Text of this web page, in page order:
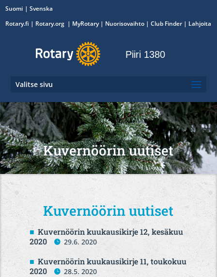
Suomi
Svenska
Rotary.fi | Rotary.org | MyRotary| Nuorisovaihto | Club Finder | Lahjoita
Piiri 1380
Valitse sivu
Kuvernöörin uutiset
Kuvernöörin uutiset
Kuvernöörin kuukausikirje 12, kesäkuu
2020
29.6. 2020
Kuvernöörin kuukausikirje 11, toukokuu
2020
28.5. 2020